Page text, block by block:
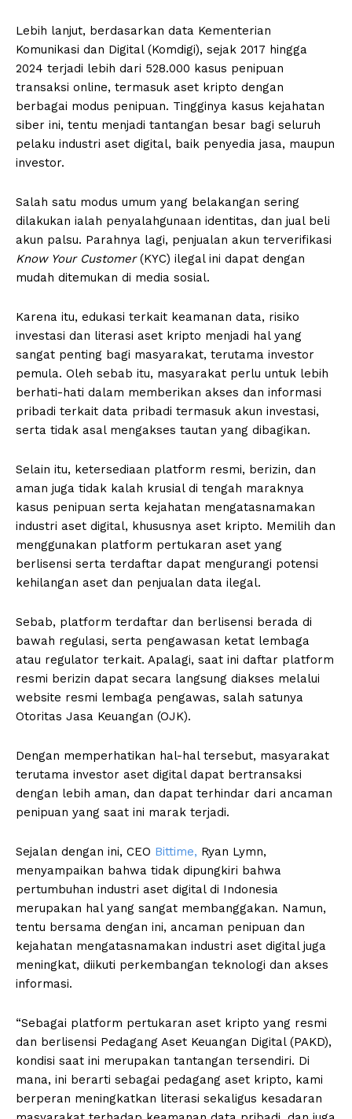
Lebih lanjut, berdasarkan data Kementerian
Komunikasi dan Digital (Komdigi), sejak 2017 hingga
2024 terjadi lebih dari 528.000 kasus penipuan
transaksi online, termasuk aset kripto dengan
berbagai modus penipuan. Tingginya kasus kejahatan
siber ini, tentu menjadi tantangan besar bagi seluruh
pelaku industri aset digital, baik penyedia jasa, maupun
investor.
Salah satu modus umum yang belakangan sering
dilakukan ialah penyalahgunaan identitas, dan jual beli
akun palsu. Parahnya lagi, penjualan akun terverifikasi
Know Your Customer(KYC) ilegal ini dapat dengan
mudah ditemukan di media sosial.
Karena itu, edukasi terkait keamanan data, risiko
investasi dan literasi aset kripto menjadi hal yang
sangat penting bagi masyarakat, terutama investor
pemula. Oleh sebab itu, masyarakat perlu untuk lebih
berhati-hati dalam memberikan akses dan informasi
pribadi terkait data pribadi termasuk akun investasi,
serta tidak asal mengakses tautan yang dibagikan.
Selain itu, ketersediaan platform resmi, berizin, dan
aman juga tidak kalah krusial di tengah maraknya
kasus penipuan serta kejahatan mengatasnamakan
industri aset digital, khususnya aset kripto. Memilih dan
menggunakan platform pertukaran aset yang
berlisensi serta terdaftar dapat mengurangi potensi
kehilangan aset dan penjualan data ilegal.
Sebab, platform terdaftar dan berlisensi berada di
bawah regulasi, serta pengawasan ketat lembaga
atau regulator terkait. Apalagi, saat ini daftar platform
resmi berizin dapat secara langsung diakses melalui
website resmi lembaga pengawas, salah satunya
Otoritas Jasa Keuangan (OJK).
Dengan memperhatikan hal-hal tersebut, masyarakat
terutama investor aset digital dapat bertransaksi
dengan lebih aman, dan dapat terhindar dari ancaman
penipuan yang saat ini marak terjadi.
Sejalan dengan ini, CEO Bittime, Ryan Lymn,
menyampaikan bahwa tidak dipungkiri bahwa
pertumbuhan industri aset digital di Indonesia
merupakan hal yang sangat membanggakan. Namun,
tentu bersama dengan ini, ancaman penipuan dan
kejahatan mengatasnamakan industri aset digital juga
meningkat, diikuti perkembangan teknologi dan akses
informasi.
“Sebagai platform pertukaran aset kripto yang resmi
dan berlisensi Pedagang Aset Keuangan Digital (PAKD),
kondisi saat ini merupakan tantangan tersendiri. Di
mana, ini berarti sebagai pedagang aset kripto, kami
berperan meningkatkan literasi sekaligus kesadaran